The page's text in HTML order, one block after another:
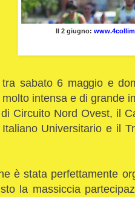
Il 2 giugno:
sabato 6 maggio e
intensa e di grande
Circuito Nord Ovest, il
Universitario e il
è stata perfettamente
la massiccia